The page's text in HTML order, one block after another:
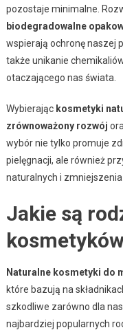
pozostaje minimalne.
biodegradowalne
wspierają ochronę naszej
także unikanie
otaczającego nas świata.
Wybierając kosmetyki
zrównoważony rozwój
wybór nie tylko promuje
pielęgnacji, ale również
naturalnych i zmniejszenia
Jakie są
Naturalne kosmetyki do
które bazują na
szkodliwe zarówno dla
najbardziej popularnych